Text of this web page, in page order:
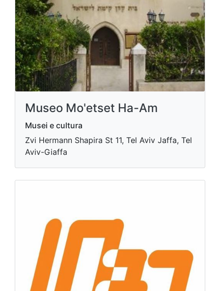
Museo Mo'etset Ha-Am
Musei e cultura
Zvi Hermann Shapira St 11, Tel Aviv Jaffa, Tel
Aviv-Giaffa